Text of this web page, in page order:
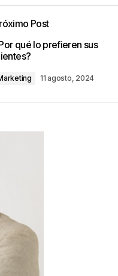
están
y web en
vez que
Post
qué lo prefieren sus
11 agosto, 2024